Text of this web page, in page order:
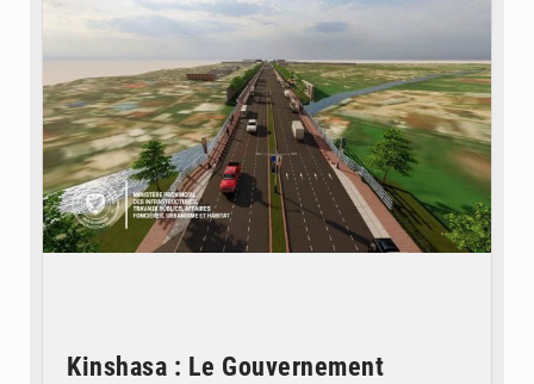
Kinshasa : Le Gouvernement